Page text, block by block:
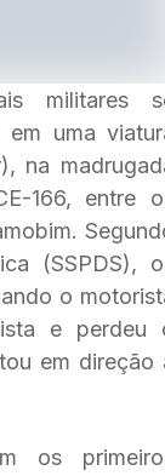
militares
em uma
na
166, entre
(SSPDS),
o
e perdeu
em direção
os